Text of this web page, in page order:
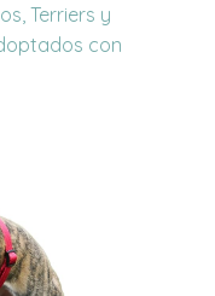
Terriers y
con